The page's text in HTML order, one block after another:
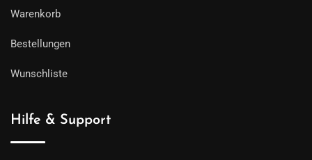
Warenkorb
Bestellungen
Wunschliste
Hilfe & Support